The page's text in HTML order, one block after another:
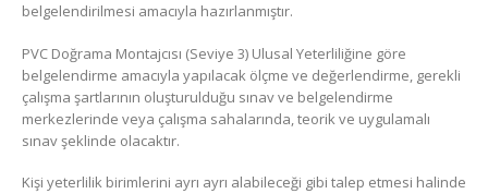
belgelendirilmesi amacıyla hazırlanmıştır.
PVC Doğrama Montajcısı (Seviye 3) Ulusal Yeterliliğine göre
belgelendirme amacıyla yapılacak ölçme ve değerlendirme, gerekli
çalışma şartlarının oluşturulduğu sınav ve belgelendirme
merkezlerinde veya çalışma sahalarında, teorik ve uygulamalı
sınav şeklinde olacaktır.
Kişi yeterlilik birimlerini ayrı ayrı alabileceği gibi talep etmesi halinde